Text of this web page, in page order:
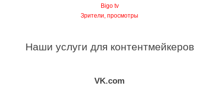
Зрители, просмотры